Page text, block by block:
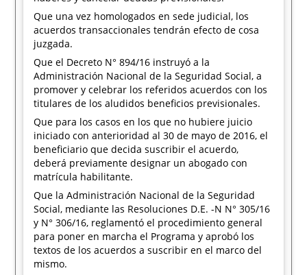
Que una vez homologados en sede judicial, los
acuerdos transaccionales tendrán efecto de cosa
juzgada.
Que el Decreto N° 894/16 instruyó a la
Administración Nacional de la Seguridad Social, a
promover y celebrar los referidos acuerdos con los
titulares de los aludidos beneficios previsionales.
Que para los casos en los que no hubiere juicio
iniciado con anterioridad al 30 de mayo de 2016, el
beneficiario que decida suscribir el acuerdo,
deberá previamente designar un abogado con
matrícula habilitante.
Que la Administración Nacional de la Seguridad
Social, mediante las Resoluciones D.E. -N N° 305/16
y N° 306/16, reglamentó el procedimiento general
para poner en marcha el Programa y aprobó los
textos de los acuerdos a suscribir en el marco del
mismo.